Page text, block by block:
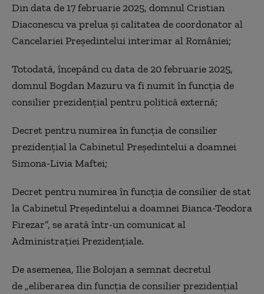
Din data de 17 februarie 2025, domnul Cristian
Diaconescu va prelua și calitatea de coordonator al
Cancelariei Președintelui interimar al României;
Totodată, începând cu data de 20 februarie 2025,
domnul Bogdan Mazuru va fi numit în funcția de
consilier prezidențial pentru politică externă;
Decret pentru numirea în funcția de consilier
prezidențial la Cabinetul Președintelui a doamnei
Simona-Livia Maftei;
Decret pentru numirea în funcția de consilier de stat
la Cabinetul Președintelui a doamnei Bianca-Teodora
Firezar”, se arată într-un comunicat al
Administrației Prezidențiale.
De asemenea, Ilie Bolojan a semnat decretul
de „eliberarea din funcția de consilier prezidențial